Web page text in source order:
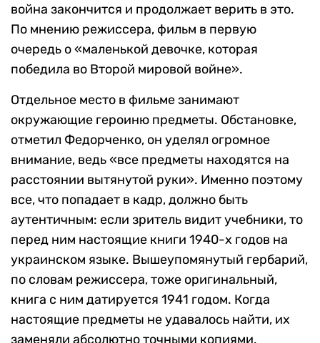
война закончится и продолжает верить в это.
По мнению режиссера, фильм в первую
очередь о «маленькой девочке, которая
победила во Второй мировой войне».
Отдельное место в фильме занимают
окружающие героиню предметы. Обстановке,
отметил Федорченко, он уделял огромное
внимание, ведь «все предметы находятся на
расстоянии вытянутой руки». Именно поэтому
все, что попадает в кадр, должно быть
аутентичным: если зритель видит учебники, то
перед ним настоящие книги 1940-х годов на
украинском языке. Вышеупомянутый гербарий,
по словам режиссера, тоже оригинальный,
книга с ним датируется 1941 годом. Когда
настоящие предметы не удавалось найти, их
заменяли абсолютно точными копиями.